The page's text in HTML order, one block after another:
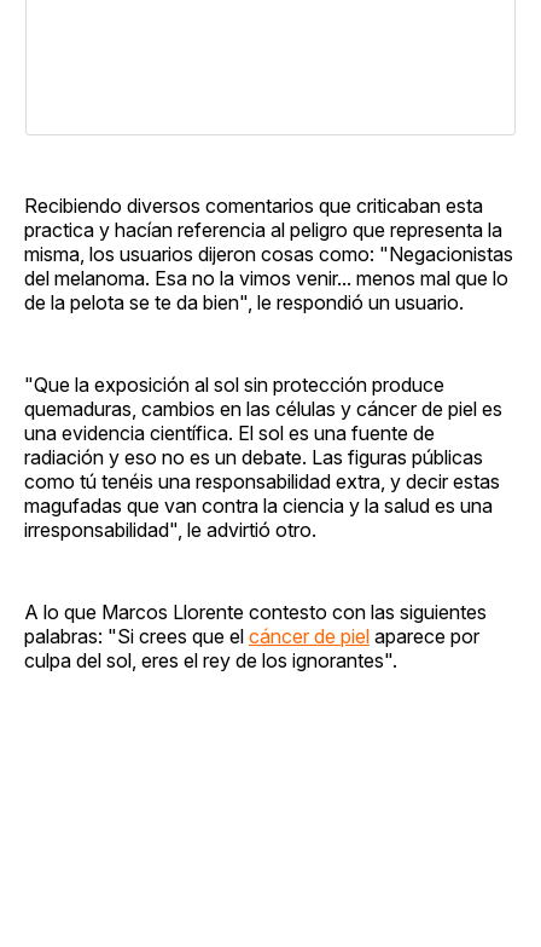
Recibiendo diversos comentarios que criticaban esta
practica y hacían referencia al peligro que representa la
misma, los usuarios dijeron cosas como: "Negacionistas
del melanoma. Esa no la vimos venir... menos mal que lo
de la pelota se te da bien", le respondió un usuario.
"Que la exposición al sol sin protección produce
quemaduras, cambios en las células y cáncer de piel es
una evidencia científica. El sol es una fuente de
radiación y eso no es un debate. Las figuras públicas
como tú tenéis una responsabilidad extra, y decir estas
magufadas que van contra la ciencia y la salud es una
irresponsabilidad", le advirtió otro.
A lo que Marcos Llorente contesto con las siguientes
palabras: "Si crees que el cáncer de piel aparece por
culpa del sol, eres el rey de los ignorantes".